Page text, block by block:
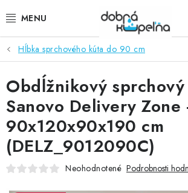
na
SPRCHOVÉ KÚTY
SPRCHOVÉ DVERE
BATÉRIE
VANE
Hĺbka sprchového kúta do 90 cm
Obdĺžnikový
Sanovo Delivery Zone
90x120x90x190 cm
(DELZ_9012090C)
Neohodnotené Podrobnosti